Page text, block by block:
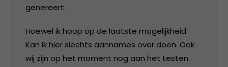
genereert.
Hoewel ik hoop op de laatste mogelijkheid.
Kan ik hier slechts aannames over doen. Ook
wij zijn op het moment nog aan het testen.